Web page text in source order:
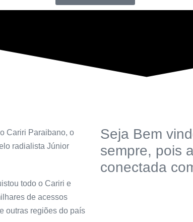
Cariri Paraibano, o
radialista Júnior
todo o Cariri e
de acessos
outras regiões do país
Seja Bem
sempre, pois
conectada